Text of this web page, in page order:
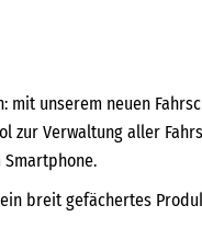
mit unserem neuen
zur Verwaltung aller
breit gefächertes